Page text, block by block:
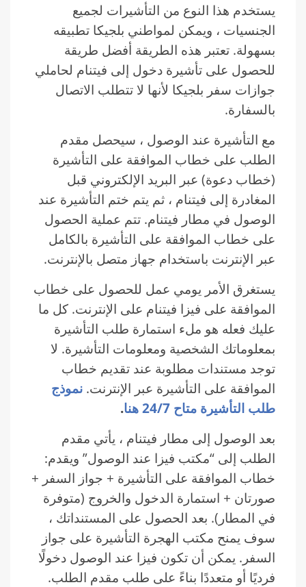
يستخدم هذا النوع من التأشيرات لجميع
الجنسيات ، ويمكن لمواطني بلجيكا تطبيقه
بسهولة. تعتبر هذه الطريقة أفضل طريقة
للحصول على تأشيرة دخول إلى فيتنام لحاملي
جوازات سفر بلجيكا لأنها لا تتطلب الاتصال
بالسفارة.
مع التأشيرة عند الوصول ، سيحصل مقدم
الطلب على خطاب الموافقة على التأشيرة
(خطاب دعوة) عبر البريد الإلكتروني قبل
المغادرة إلى فيتنام ، ثم يتم ختم التأشيرة عند
الوصول في مطار فيتنام. تتم عملية الحصول
على خطاب الموافقة على التأشيرة بالكامل
عبر الإنترنت باستخدام جهاز متصل بالإنترنت.
يستغرق الأمر يومي عمل للحصول على خطاب
الموافقة على فيزا فيتنام على الإنترنت. كل ما
عليك فعله هو ملء استمارة طلب التأشيرة
بمعلوماتك الشخصية ومعلومات التأشيرة. لا
توجد مستندات مطلوبة عند تقديم خطاب
الموافقة على التأشيرة عبر الإنترنت. نموذج
طلب التأشيرة متاح 24/7 هنا
.
بعد الوصول إلى مطار فيتنام ، يأتي مقدم
الطلب إلى “مكتب فيزا عند الوصول” ويقدم:
خطاب الموافقة على التأشيرة + جواز السفر +
صورتان + استمارة الدخول والخروج (متوفرة
في المطار). بعد الحصول على المستنداتك ،
سوف يمنح مكتب الهجرة التأشيرة على جواز
السفر. يمكن أن تكون فيزا عند الوصول دخولًا
فرديًا أو متعددًا بناءً على طلب مقدم الطلب.